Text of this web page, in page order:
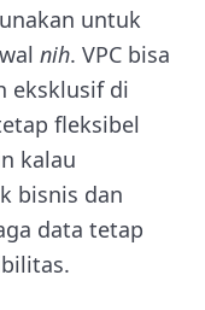
untuk
nih. VPC bisa
eksklusif di
fleksibel
kalau
bisnis dan
data tetap